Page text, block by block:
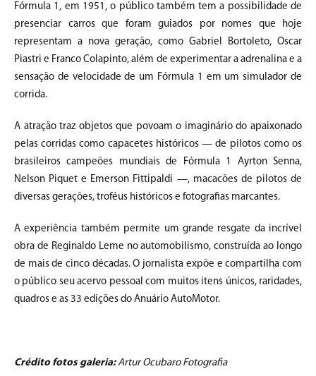
Fórmula 1, em 1951, o público também tem a possibilidade de
presenciar carros que foram guiados por nomes que hoje
representam a nova geração, como Gabriel Bortoleto, Oscar
Piastri e Franco Colapinto, além de experimentar a adrenalina e a
sensação de velocidade de um Fórmula 1 em um simulador de
corrida.
A atração traz objetos que povoam o imaginário do apaixonado
pelas corridas como capacetes históricos — de pilotos como os
brasileiros campeões mundiais de Fórmula 1 Ayrton Senna,
Nelson Piquet e Emerson Fittipaldi —, macacões de pilotos de
diversas gerações, troféus históricos e fotografias marcantes.
A experiência também permite um grande resgate da incrível
obra de Reginaldo Leme no automobilismo, construída ao longo
de mais de cinco décadas. O jornalista expõe e compartilha com
o público seu acervo pessoal com muitos itens únicos, raridades,
quadros e as 33 edições do Anuário AutoMotor.
Crédito fotos galeria: Artur Ocubaro Fotografia